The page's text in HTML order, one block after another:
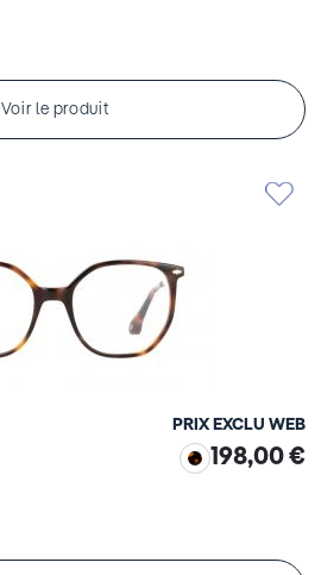
Voir le produit
PRIX EXCLU WEB
198,00 €